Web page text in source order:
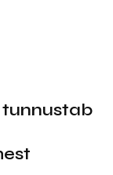
tunnustab